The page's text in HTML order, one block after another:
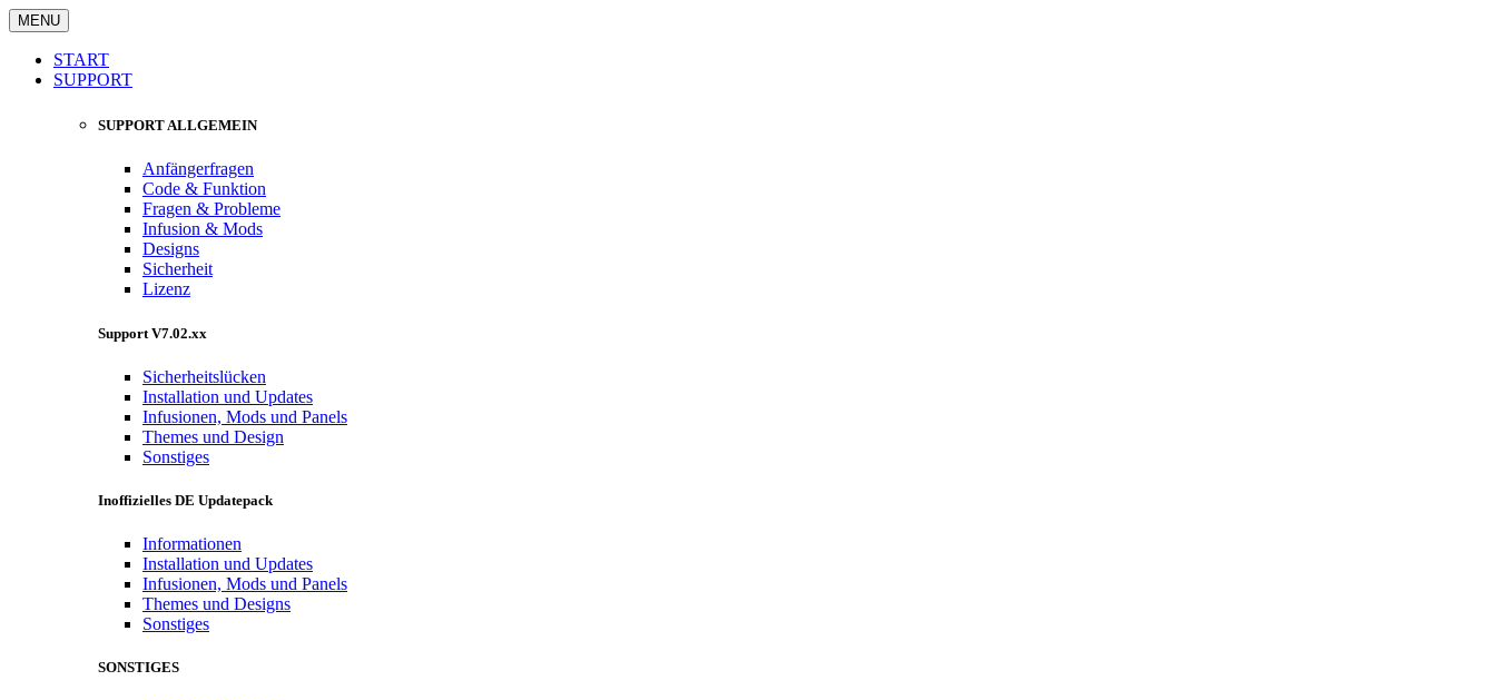
MENU
START
SUPPORT
SUPPORT ALLGEMEIN
Anfängerfragen
Code & Funktion
Fragen & Probleme
Infusion & Mods
Designs
Sicherheit
Lizenz
Support V7.02.xx
Sicherheitslücken
Installation und Updates
Infusionen, Mods und Panels
Themes und Design
Sonstiges
Inoffizielles DE Updatepack
Informationen
Installation und Updates
Infusionen, Mods und Panels
Themes und Designs
Sonstiges
SONSTIGES